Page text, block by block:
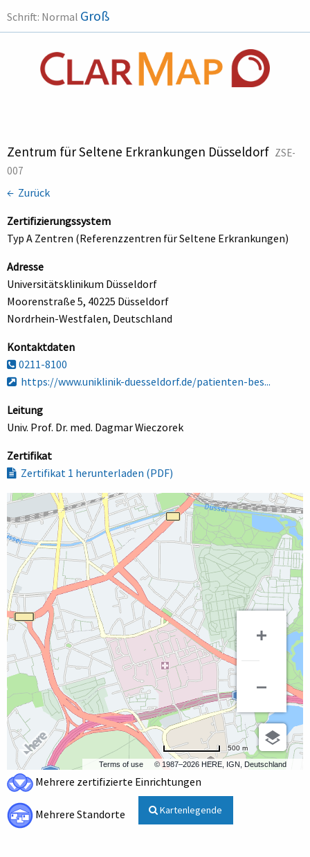
Schrift: Normal Groß
Zentrum für Seltene Erkrankungen Düsseldorf ZSE-
007
← Zurück
Zertifizierungssystem
Typ A Zentren (Referenzzentren für Seltene Erkrankungen)
Adresse
Universitätsklinikum Düsseldorf
Moorenstraße 5, 40225 Düsseldorf
Nordrhein-Westfalen, Deutschland
Kontaktdaten
0211-8100
https://www.uniklinik-duesseldorf.de/patienten-bes...
Leitung
Univ. Prof. Dr. med. Dagmar Wieczorek
Zertifikat
Zertifikat 1 herunterladen (PDF)
Terms of use © 1987–2026 HERE, IGN, Deutschland
500 m
Mehrere zertifizierte Einrichtungen
Mehrere Standorte Kartenlegende